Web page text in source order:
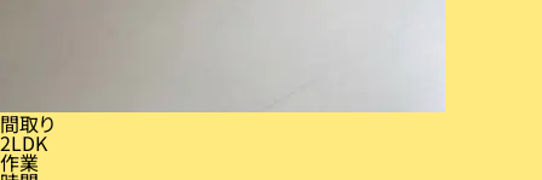
間取り
2LDK
作業